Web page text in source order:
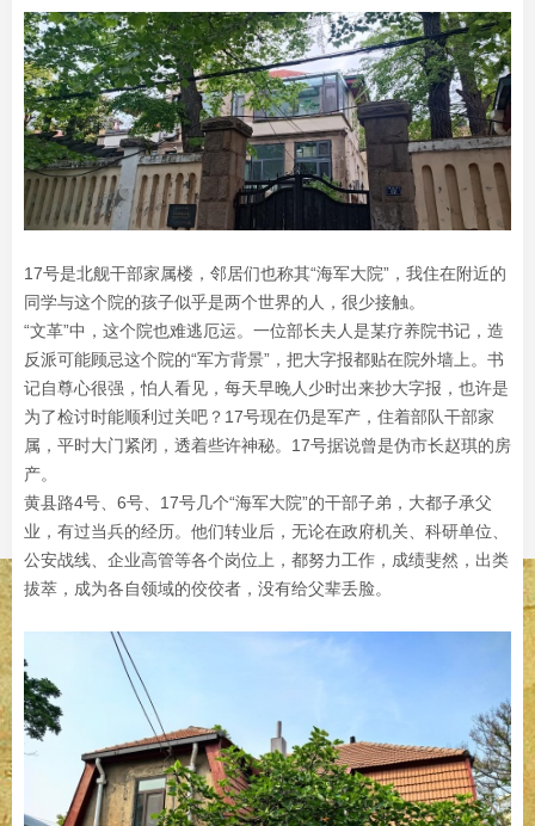
17号是北舰干部家属楼，邻居们也称其“海军大院”，我住在附近的
同学与这个院的孩子似乎是两个世界的人，很少接触。
“文革”中，这个院也难逃厄运。一位部长夫人是某疗养院书记，造
反派可能顾忌这个院的“军方背景”，把大字报都贴在院外墙上。书
记自尊心很强，怕人看见，每天早晚人少时出来抄大字报，也许是
为了检讨时能顺利过关吧？17号现在仍是军产，住着部队干部家
属，平时大门紧闭，透着些许神秘。17号据说曾是伪市长赵琪的房
产。
黄县路4号、6号、17号几个“海军大院”的干部子弟，大都子承父
业，有过当兵的经历。他们转业后，无论在政府机关、科研单位、
公安战线、企业高管等各个岗位上，都努力工作，成绩斐然，出类
拔萃，成为各自领域的佼佼者，没有给父辈丢脸。